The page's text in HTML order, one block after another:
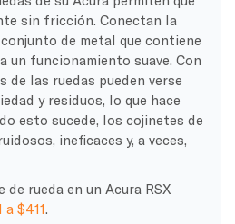
sin fricción. Conectan la
de metal que contiene
un funcionamiento suave. Con
de las ruedas pueden verse
y residuos, lo que hace
esto sucede, los cojinetes de
ineficaces y, a veces,
de rueda en un Acura RSX
$411